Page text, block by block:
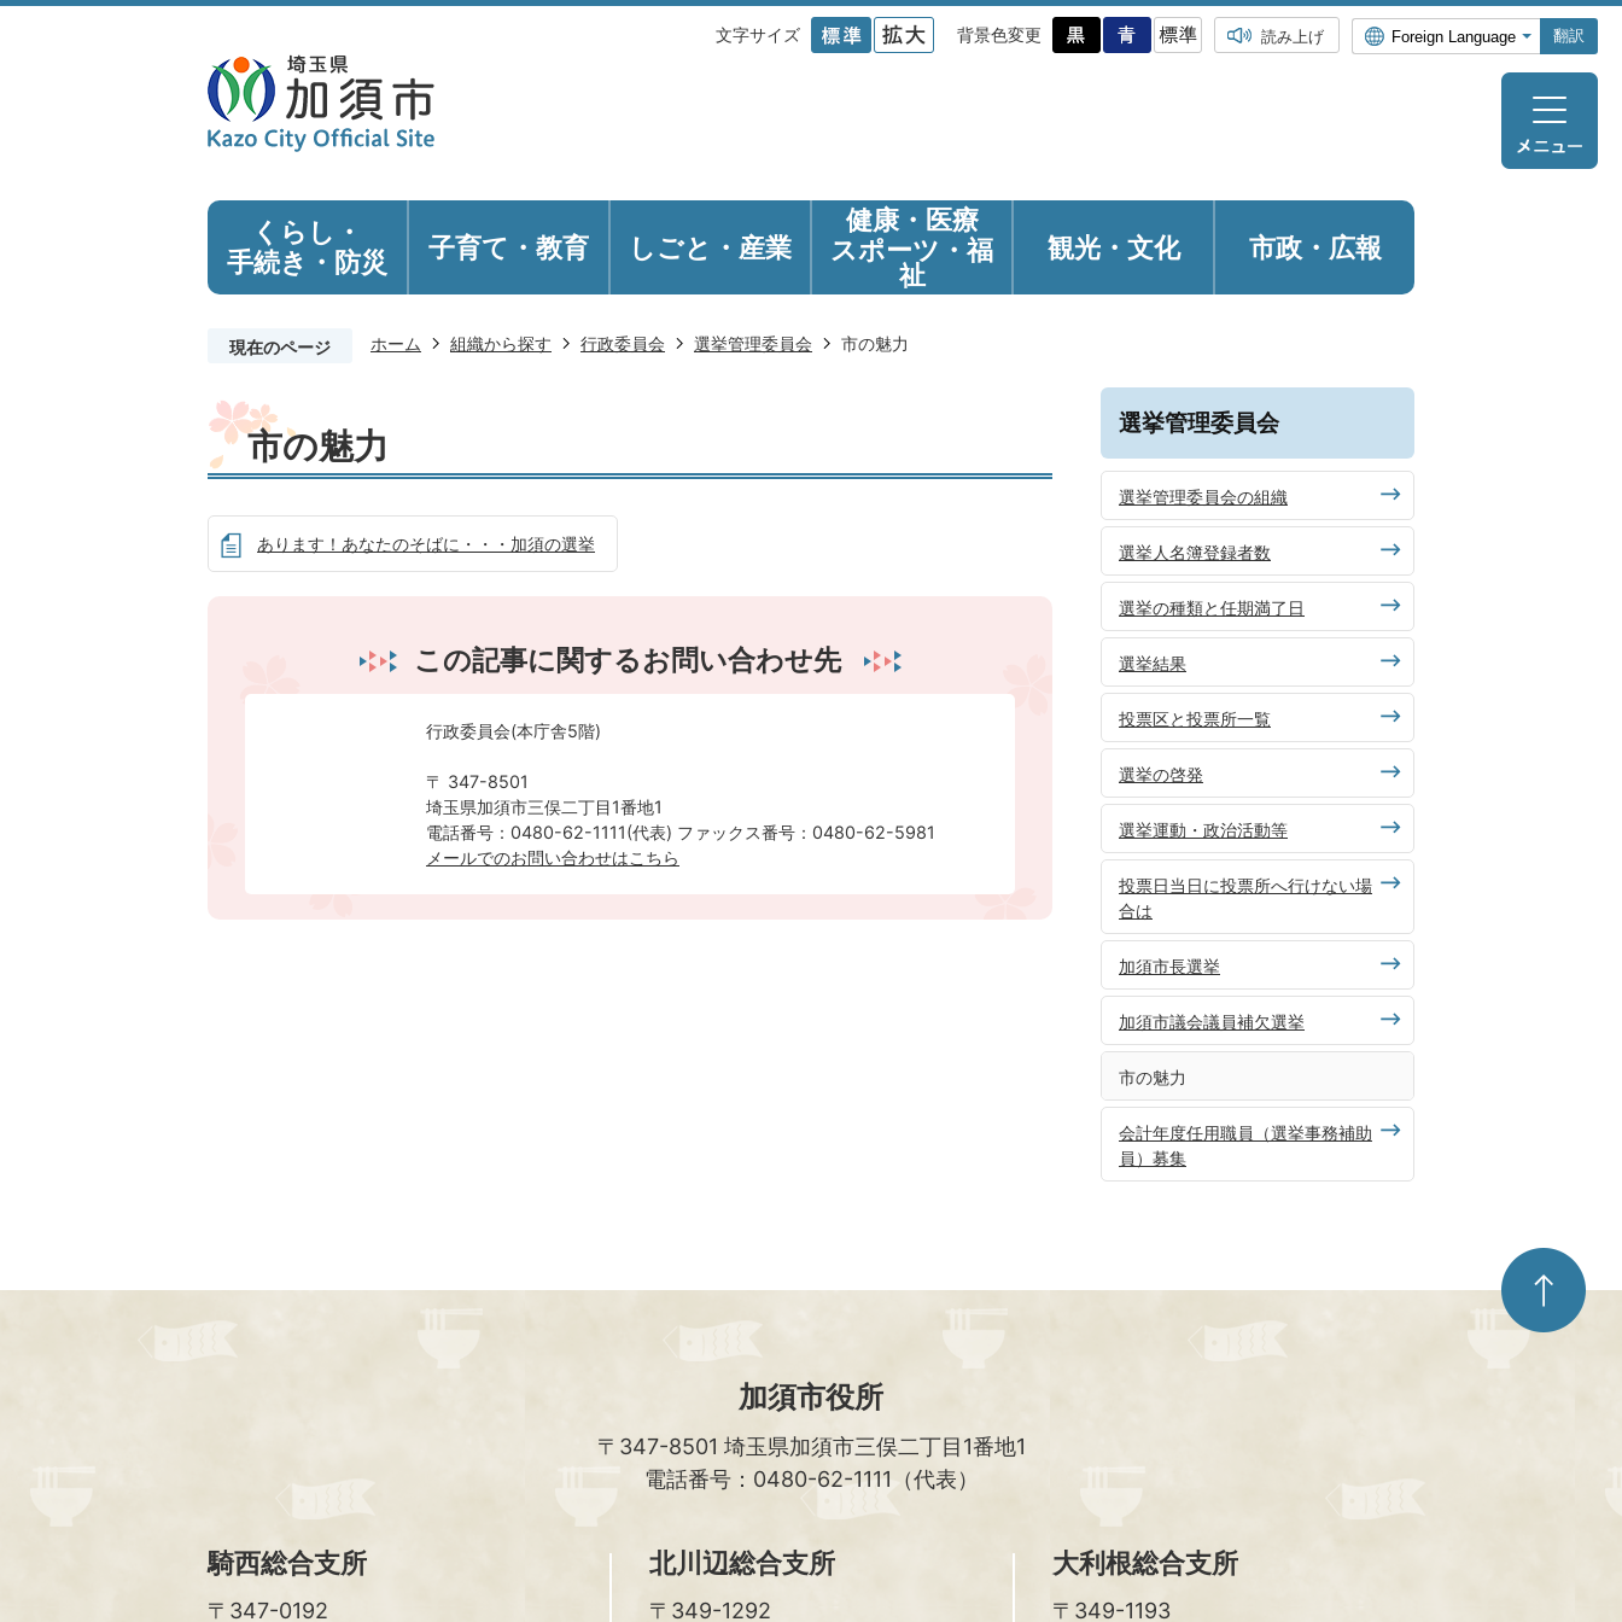
文字サイズ 背景色変更 読み上げ 翻訳
くらし・
手続き ・防災 子育て・教育 しごと・産業
健康・医療
スポーツ・福
祉
観光・ 文化 市政・広報
現在のページ ホーム 組織から探す 行政委員会 選挙管理委員会 市の魅力
市の魅力
あります！あなたのそばに・・・加須の選挙
この記事に関するお問い合わせ先
行政委員会(本庁舎5階)
〒 347-8501
埼玉県加須市三俣二丁目1番地1
電話番号：0480-62-1111(代表) ファックス番号：0480-62-5981
メールでのお問い合わせはこちら
選挙管理委員会
選挙管理委員会の組織
選挙人名簿登録者数
選挙の種類と任期満了日
選挙結果
投票区と投票所一覧
選挙の啓発
選挙運動・政治活動等
投票日当日に投票所へ行けない場
合は
加須市長選挙
加須市議会議員補欠選挙
市の魅力
会計年度任用職員（選挙事務補助
員）募集
ペ
ー
ジ
加須市役所
〒347-8501 埼玉県加須市三俣二丁目1番地1
電話番号：0480-62-1111（代表）
騎西総合支所
〒347-0192
北川辺総合支所
〒349-1292
大利根総合支所
〒349-1193